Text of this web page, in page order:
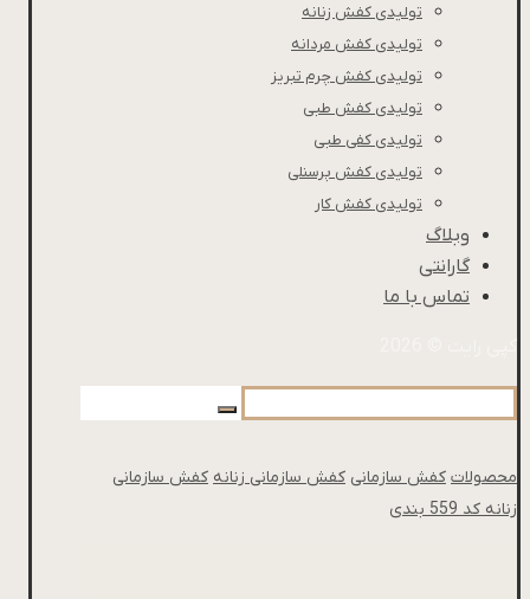
تولیدی کفش زنانه
تولیدی کفش مردانه
تولیدی کفش چرم تبریز
تولیدی کفش طبی
تولیدی کفی طبی
تولیدی کفش پرسنلی
تولیدی کفش کار
وبلاگ
گارانتی
تماس با ما
محصولات کفش سازمانی کفش سازمانی زنانه کفش سازمانی
زنانه کد 559 بندی